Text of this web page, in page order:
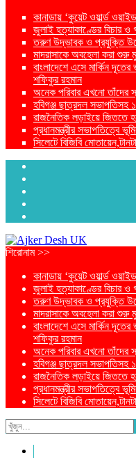
কানাডায় ‘কুয়েট ওয়ার্ল্ড
জুলাই হত্যাকাণ্ডের বিচার ও
তরুণ উদ্ভাবক ও প্রযুক্তি
মাদরাসাকে অবহেলা করা
বাংলাদেশে এসে মার্কিন
শফিকুর রহমান
অনেক পরিবার এখনো তাঁদের
হবিগঞ্জ ছাত্রদল সভাপতিসহ
রাজনৈতিক লড়াইয়ে জিততে
প্রধানমন্ত্রীর সভাপতিত্বে
সিলেটে বিজিবি
শিরোনাম >>
কানাডায় ‘কুয়েট ওয়ার্ল্ড
জুলাই হত্যাকাণ্ডের বিচার ও
তরুণ উদ্ভাবক ও প্রযুক্তি
মাদরাসাকে অবহেলা করা
বাংলাদেশে এসে মার্কিন
শফিকুর রহমান
অনেক পরিবার এখনো তাঁদের
হবিগঞ্জ ছাত্রদল সভাপতিসহ
রাজনৈতিক লড়াইয়ে জিততে
প্রধানমন্ত্রীর সভাপতিত্বে
সিলেটে বিজিবি